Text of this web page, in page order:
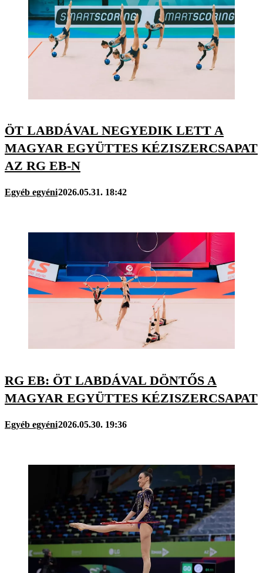
ÖT LABDÁVAL NEGYEDIK LETT A
MAGYAR EGYÜTTES KÉZISZERCSAPAT
AZ RG EB-N
Egyéb egyéni2026.05.31. 18:42
RG EB: ÖT LABDÁVAL DÖNTŐS A
MAGYAR EGYÜTTES KÉZISZERCSAPAT
Egyéb egyéni2026.05.30. 19:36